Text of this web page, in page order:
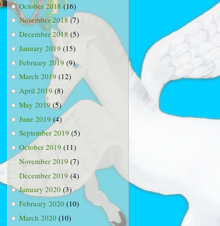
October 2018(16)
November 2018(7)
December 2018 (5)
January 2019 (15)
February 2019 (9)
March 2019 (12)
April 2019 (8)
May 2019(5)
June 2019 (4)
September 2019 (5)
October 2019 (11)
November 2019 (7)
December 2019 (4)
January 2020 (3)
February 2020 (10)
March 2020 (10)